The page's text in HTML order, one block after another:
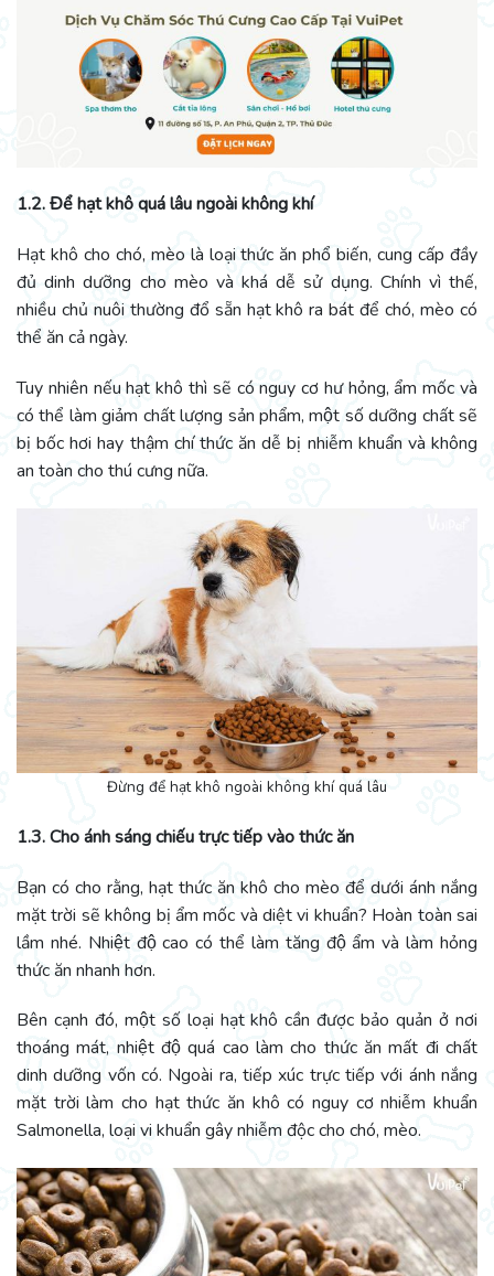
1.2. Để hạt khô quá lâu ngoài không khí
Hạt khô cho chó, mèo là loại thức ăn phổ biến, cung cấp đầy
đủ dinh dưỡng cho mèo và khá dễ sử dụng. Chính vì thế,
nhiều chủ nuôi thường đổ sẵn hạt khô ra bát để chó, mèo có
thể ăn cả ngày.
Tuy nhiên nếu hạt khô thì sẽ có nguy cơ hư hỏng, ẩm mốc và
có thể làm giảm chất lượng sản phẩm, một số dưỡng chất sẽ
bị bốc hơi hay thậm chí thức ăn dễ bị nhiễm khuẩn và không
an toàn cho thú cưng nữa.
Đừng để hạt khô ngoài không khí quá lâu
1.3. Cho ánh sáng chiếu trực tiếp vào thức ăn
Bạn có cho rằng, hạt thức ăn khô cho mèo để dưới ánh nắng
mặt trời sẽ không bị ẩm mốc và diệt vi khuẩn? Hoàn toàn sai
lầm nhé. Nhiệt độ cao có thể làm tăng độ ẩm và làm hỏng
thức ăn nhanh hơn.
Bên cạnh đó, một số loại hạt khô cần được bảo quản ở nơi
thoáng mát, nhiệt độ quá cao làm cho thức ăn mất đi chất
dinh dưỡng vốn có. Ngoài ra, tiếp xúc trực tiếp với ánh nắng
mặt trời làm cho hạt thức ăn khô có nguy cơ nhiễm khuẩn
Salmonella, loại vi khuẩn gây nhiễm độc cho chó, mèo.